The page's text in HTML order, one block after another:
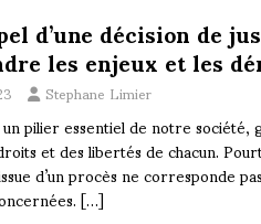
d’une décision de
les enjeux et les
Stephane Limier
pilier essentiel de notre société,
et des libertés de chacun.
d’un procès ne corresponde
[…]